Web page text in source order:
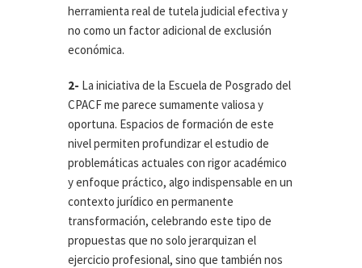
herramienta real de tutela judicial efectiva y
no como un factor adicional de exclusión
económica.
2- La iniciativa de la Escuela de Posgrado del
CPACF me parece sumamente valiosa y
oportuna. Espacios de formación de este
nivel permiten profundizar el estudio de
problemáticas actuales con rigor académico
y enfoque práctico, algo indispensable en un
contexto jurídico en permanente
transformación, celebrando este tipo de
propuestas que no solo jerarquizan el
ejercicio profesional, sino que también nos